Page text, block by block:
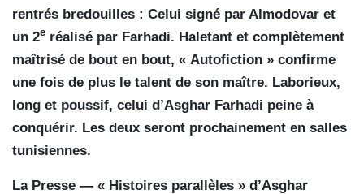
rentrés bredouilles : Celui signé par Almodovar et
un 2e réalisé par Farhadi. Haletant et complètement
maîtrisé de bout en bout, « Autofiction » confirme
une fois de plus le talent de son maître. Laborieux,
long et poussif, celui d’Asghar Farhadi peine à
conquérir. Les deux seront prochainement en salles
tunisiennes.
La Presse — « Histoires parallèles » d’Asghar